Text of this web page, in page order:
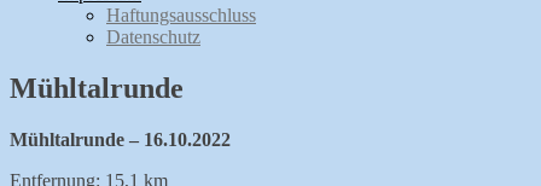
Haftungsausschluss
Datenschutz
Mühltalrunde
Mühltalrunde – 16.10.2022
Entfernung: 15,1 km